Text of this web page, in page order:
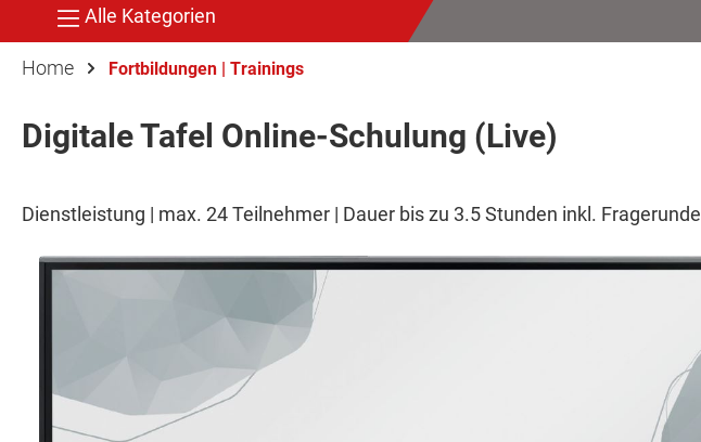
Alle Kategorien
Home Fortbildungen | Trainings
Digitale Tafel Online-Schulung (Live)
Dienstleistung | max. 24 Teilnehmer | Dauer bis zu 3.5 Stunden inkl. Fragerunde